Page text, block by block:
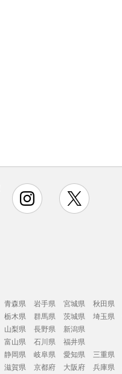
instagram
青森県 岩手県 宮城県 秋田県
栃木県 群馬県 茨城県 埼玉県
山梨県 長野県
新潟県
富山県 石川県
福井県
静岡県 岐阜県 愛知県
三重県
滋賀県 京都府 大阪府 兵庫県